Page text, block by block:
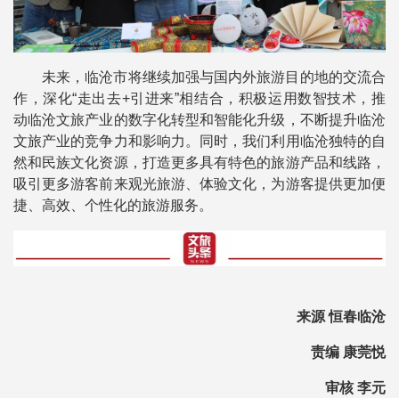
未来，临沧市将继续加强与国内外旅游目的地的交流合
作，深化“走出去+引进来”相结合，积极运用数智技术，推
动临沧文旅产业的数字化转型和智能化升级，不断提升临沧
文旅产业的竞争力和影响力。同时，我们利用临沧独特的自
然和民族文化资源，打造更多具有特色的旅游产品和线路，
吸引更多游客前来观光旅游、体验文化，为游客提供更加便
捷、高效、个性化的旅游服务。
来源 恒春临沧
责编 康莞悦
审核 李元